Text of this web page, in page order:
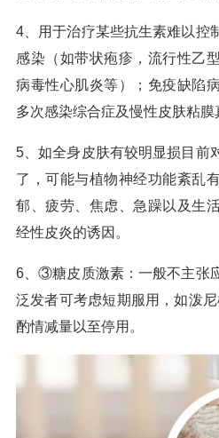
4、用于治疗某些抗生素难以控
感染（如带状疱疹，流行性乙
病毒性心肌炎等）；免疫缺陷
多次感染综合症及慢性皮肤粘膜
5、如全身皮肤有较明显损目前
了，可能与植物神经功能紊乱
郁、疲劳、焦虑、急躁以及生
经性皮炎的诱因。
6、③糖皮质激素：一般不主张
泛发者可考虑短期服用，如泼
酌情减量以至停用。